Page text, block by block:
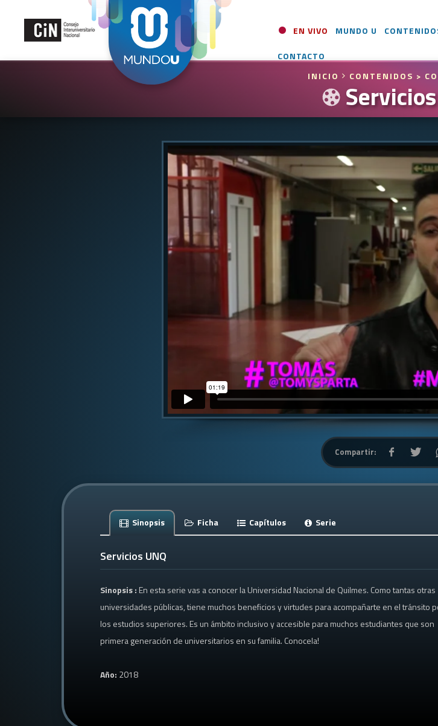
EN VIVO MUNDO U
CONTACTO
INICIO
CONTENIDOS >
Compartir:
Sinopsis Ficha Capítulos Serie
Servicios UNQ
Sinopsis : En esta serie vas a conocer la Universidad Nacional de Quilmes. Como tantas otras
universidades públicas, tiene muchos beneficios y virtudes para acompañarte en el tránsito
los estudios superiores. Es un ámbito inclusivo y accesible para muchos estudiantes que son
primera generación de universitarios en su familia. Conocela!
Año: 2018